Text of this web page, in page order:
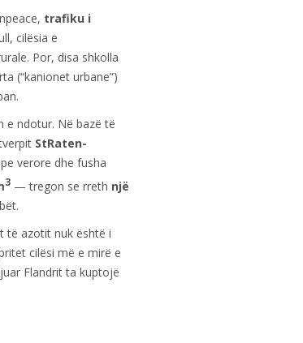
trafiku i
cilësia e
Por, disa shkolla
(“kanionet urbane”)
e ndotur. Në bazë të
StRaten-
verore dhe fusha
3— tregon se rreth një
të azotit nuk është i
cilësi më e mirë e
Flandrit ta kuptojë